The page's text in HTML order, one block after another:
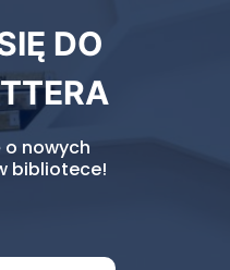
DO
o nowych
bibliotece!